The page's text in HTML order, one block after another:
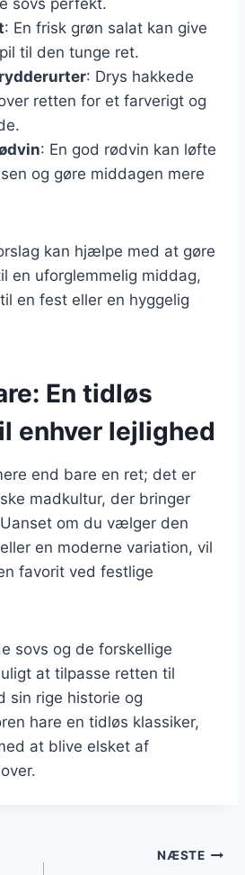
: En frisk grøn salat kan give
til den tunge ret.
: Drys hakkede
retten for et farverigt og
: En god rødvin kan løfte
og gøre middagen mere
kan hjælpe med at gøre
en uforglemmelig middag,
en fest eller en hyggelig
En tidløs
enhver lejlighed
end bare en ret; det er
madkultur, der bringer
om du vælger den
en moderne variation, vil
favorit ved festlige
sovs og de forskellige
at tilpasse retten til
sin rige historie og
hare en tidløs klassiker,
at blive elsket af
NÆSTE